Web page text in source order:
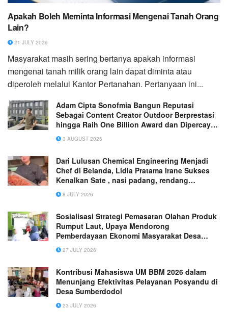
Apakah Boleh Meminta Informasi Mengenai Tanah Orang
Lain?
21 JULY 2026
Masyarakat masih sering bertanya apakah informasi
mengenai tanah milik orang lain dapat diminta atau
diperoleh melalui Kantor Pertanahan. Pertanyaan ini...
Adam Cipta Sonofmia Bangun Reputasi
Sebagai Content Creator Outdoor Berprestasi
hingga Raih One Billion Award dan Dipercaya
Sejumlah Brand Nasional
3 AUGUST 2026
Dari Lulusan Chemical Engineering Menjadi
Chef di Belanda, Lidia Pratama Irane Sukses
Kenalkan Sate , nasi padang, rendang
Indonesia ke Eropa
8 JULY 2026
Sosialisasi Strategi Pemasaran Olahan Produk
Rumput Laut, Upaya Mendorong
Pemberdayaan Ekonomi Masyarakat Desa
Bonto Jai
27 JULY 2026
Kontribusi Mahasiswa UM BBM 2026 dalam
Menunjang Efektivitas Pelayanan Posyandu di
Desa Sumberdodol
23 JULY 2026